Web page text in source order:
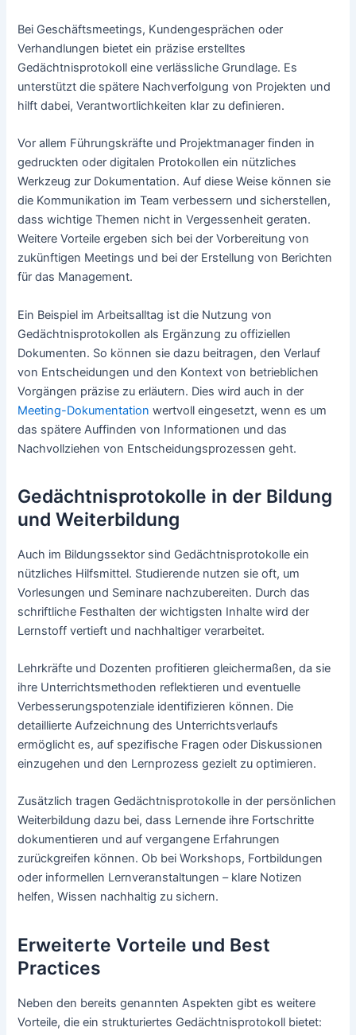
Bei Geschäftsmeetings, Kundengesprächen oder
Verhandlungen bietet ein präzise erstelltes
Gedächtnisprotokoll eine verlässliche Grundlage. Es
unterstützt die spätere Nachverfolgung von Projekten und
hilft dabei, Verantwortlichkeiten klar zu definieren.
Vor allem Führungskräfte und Projektmanager finden in
gedruckten oder digitalen Protokollen ein nützliches
Werkzeug zur Dokumentation. Auf diese Weise können sie
die Kommunikation im Team verbessern und sicherstellen,
dass wichtige Themen nicht in Vergessenheit geraten.
Weitere Vorteile ergeben sich bei der Vorbereitung von
zukünftigen Meetings und bei der Erstellung von Berichten
für das Management.
Ein Beispiel im Arbeitsalltag ist die Nutzung von
Gedächtnisprotokollen als Ergänzung zu offiziellen
Dokumenten. So können sie dazu beitragen, den Verlauf
von Entscheidungen und den Kontext von betrieblichen
Vorgängen präzise zu erläutern. Dies wird auch in der
Meeting-Dokumentation wertvoll eingesetzt, wenn es um
das spätere Auffinden von Informationen und das
Nachvollziehen von Entscheidungsprozessen geht.
Gedächtnisprotokolle in der Bildung
und Weiterbildung
Auch im Bildungssektor sind Gedächtnisprotokolle ein
nützliches Hilfsmittel. Studierende nutzen sie oft, um
Vorlesungen und Seminare nachzubereiten. Durch das
schriftliche Festhalten der wichtigsten Inhalte wird der
Lernstoff vertieft und nachhaltiger verarbeitet.
Lehrkräfte und Dozenten profitieren gleichermaßen, da sie
ihre Unterrichtsmethoden reflektieren und eventuelle
Verbesserungspotenziale identifizieren können. Die
detaillierte Aufzeichnung des Unterrichtsverlaufs
ermöglicht es, auf spezifische Fragen oder Diskussionen
einzugehen und den Lernprozess gezielt zu optimieren.
Zusätzlich tragen Gedächtnisprotokolle in der persönlichen
Weiterbildung dazu bei, dass Lernende ihre Fortschritte
dokumentieren und auf vergangene Erfahrungen
zurückgreifen können. Ob bei Workshops, Fortbildungen
oder informellen Lernveranstaltungen – klare Notizen
helfen, Wissen nachhaltig zu sichern.
Erweiterte Vorteile und Best
Practices
Neben den bereits genannten Aspekten gibt es weitere
Vorteile, die ein strukturiertes Gedächtnisprotokoll bietet: